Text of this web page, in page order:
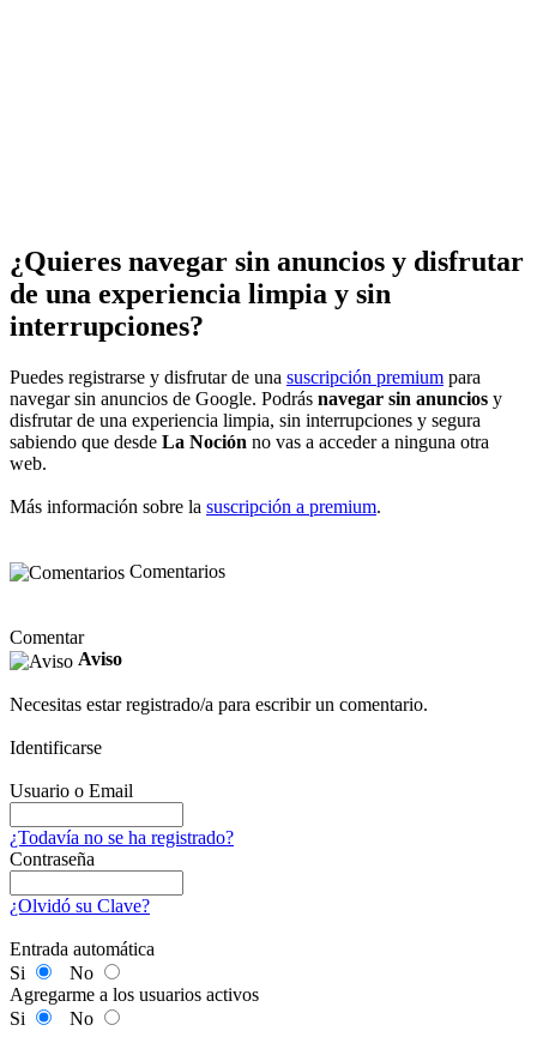
¿Quieres navegar sin anuncios y disfrutar
de una experiencia limpia y sin
interrupciones?
Puedes registrarse y disfrutar de una suscripción premium para
navegar sin anuncios de Google. Podrás navegar sin anuncios y
disfrutar de una experiencia limpia, sin interrupciones y segura
sabiendo que desde La Noción no vas a acceder a ninguna otra
web.
Más información sobre la suscripción a premium.
Comentarios
Comentar
Aviso
Necesitas estar registrado/a para escribir un comentario.
Identificarse
Usuario o Email
¿Todavía no se ha registrado?
Contraseña
¿Olvidó su Clave?
Entrada automática
Si
No
Agregarme a los usuarios activos
Si
No